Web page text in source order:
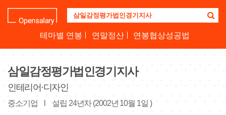
업
명
하
세
요
테마별 연봉 연말정산 연봉협상성공법
삼일감정평가법인경기지사
인테리어·디자인
중소기업 설립 24년차 (2002년 10월 1일 )